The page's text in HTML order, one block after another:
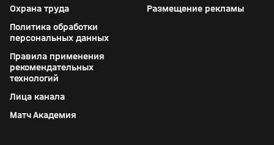
Охрана труда
Политика обработки
персональных данных
Правила применения
рекомендательных
технологий
Лица канала
Матч Академия
Размещение рекламы